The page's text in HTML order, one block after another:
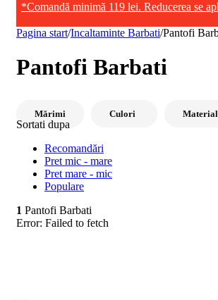
*Comandă minimă 119 lei. Reducerea se
Pagina start/Incaltaminte Barbati/Pantofi
Pantofi Barbati
Mărimi Culori Material
Sortati dupa
Recomandări
Pret mic - mare
Pret mare - mic
Populare
1 Pantofi Barbati
Error: Failed to fetch